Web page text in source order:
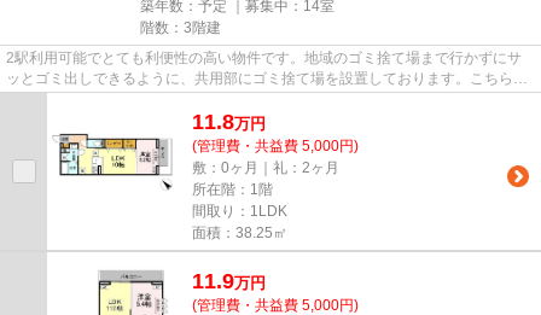
築年数：予定 ｜募集中： 14室
階数：3階建
2駅利用可能でとても利便性の高い物件です。地域のゴミ捨て場まで行かずにサ
ッとゴミ出しできるように、共用部にゴミ捨て場を設置しております。こちらの
11.8万円
(管理費・共益費 5,000円)
敷：0ヶ月｜礼：2ヶ月
所在階：1階
間取り：1LDK
面積：38.25㎡
11.9万円
(管理費・共益費 5,000円)